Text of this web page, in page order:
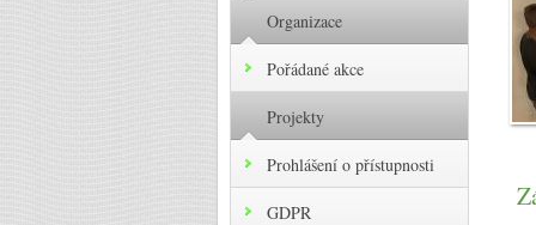
Organizace
Pořádané akce
Projekty
Prohlášení o přístupnosti
GDPR